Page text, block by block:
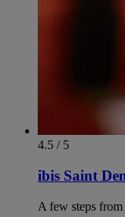
4.5 / 5
ibis Saint
A few steps from